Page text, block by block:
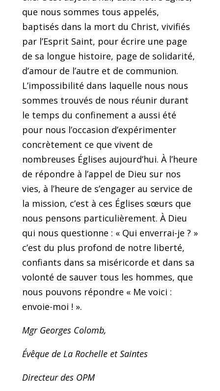
que nous sommes tous appelés,
baptisés dans la mort du Christ, vivifiés
par l’Esprit Saint, pour écrire une page
de sa longue histoire, page de solidarité,
d’amour de l’autre et de communion.
L’impossibilité dans laquelle nous nous
sommes trouvés de nous réunir durant
le temps du confinement a aussi été
pour nous l’occasion d’expérimenter
concrètement ce que vivent de
nombreuses Églises aujourd’hui. À l’heure
de répondre à l’appel de Dieu sur nos
vies, à l’heure de s’engager au service de
la mission, c’est à ces Églises sœurs que
nous pensons particulièrement. À Dieu
qui nous questionne : « Qui enverrai-je ? »
c’est du plus profond de notre liberté,
confiants dans sa miséricorde et dans sa
volonté de sauver tous les hommes, que
nous pouvons répondre « Me voici :
envoie-moi ! ».
Mgr Georges Colomb,
Évêque de La Rochelle et Saintes
Directeur des OPM